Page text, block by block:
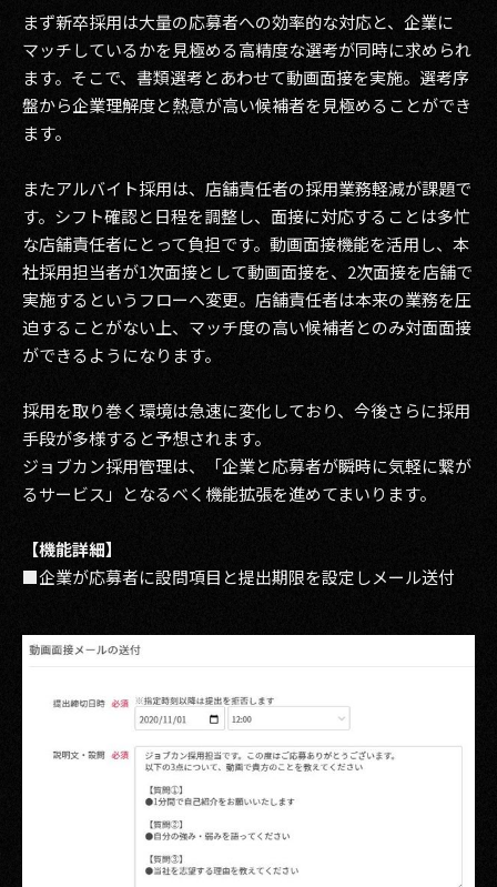
2018
2017
2016
2014
2013
2012
2010
2009
まず新卒採用は大量の応募者への効率的な対応と、企業に
マッチしているかを見極める高精度な選考が同時に求められ
ます。そこで、書類選考とあわせて動画面接を実施。選考序
盤から企業理解度と熱意が高い候補者を見極めることができ
ます。
またアルバイト採用は、店舗責任者の採用業務軽減が課題で
す。シフト確認と日程を調整し、面接に対応することは多忙
な店舗責任者にとって負担です。動画面接機能を活用し、本
社採用担当者が1次面接として動画面接を、2次面接を店舗で
実施するというフローへ変更。店舗責任者は本来の業務を圧
迫することがない上、マッチ度の高い候補者とのみ対面面接
ができるようになります。
採用を取り巻く環境は急速に変化しており、今後さらに採用
手段が多様すると予想されます。
ジョブカン採用管理は、「企業と応募者が瞬時に気軽に繋が
るサービス」となるべく機能拡張を進めてまいります。
【機能詳細】
■企業が応募者に設問項目と提出期限を設定しメール送付